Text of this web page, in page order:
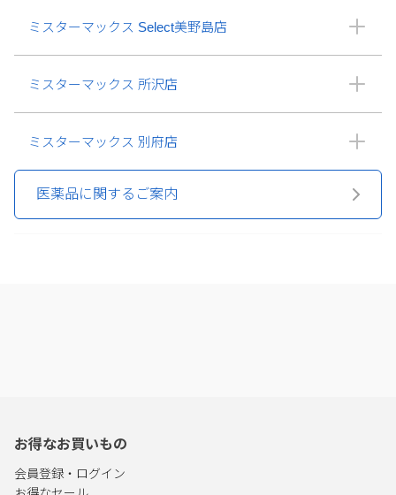
ミスターマックス Select美野島店
ミスターマックス 所沢店
ミスターマックス 別府店
医薬品に関するご案内
お得なお買いもの
会員登録・ログイン